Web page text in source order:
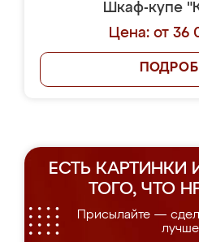
Шкаф-купе
Цена: от 36
ЕСТЬ КАРТИНКИ
ТОГО, ЧТО
Присылайте —